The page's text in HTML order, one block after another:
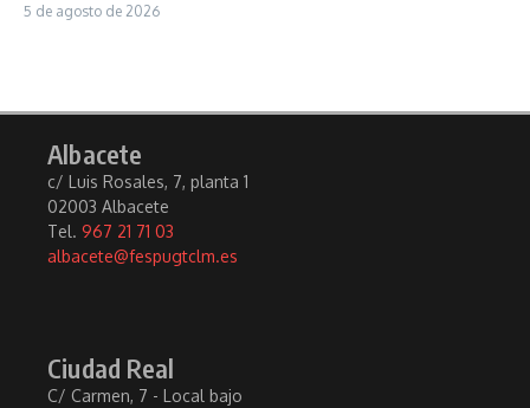
5 de agosto de 2026
Albacete
c/ Luis Rosales, 7, planta 1
02003 Albacete
Tel. 967 21 71 03
albacete@fespugtclm.es
Ciudad Real
C/ Carmen, 7 - Local bajo